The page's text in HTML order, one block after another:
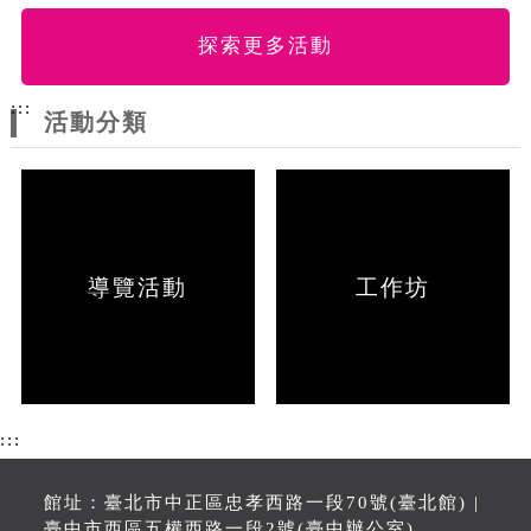
探索更多活動
:::
活動分類
導覽活動 工作坊
:::
館址：臺北市中正區忠孝西路一段70號(臺北館) |